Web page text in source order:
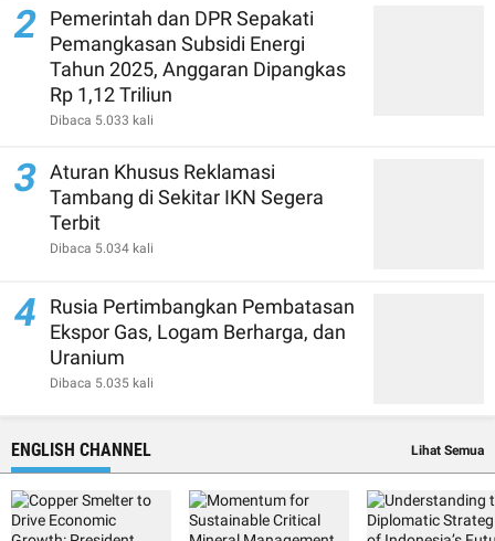
2
Pemerintah dan DPR Sepakati
Pemangkasan Subsidi Energi
Tahun 2025, Anggaran Dipangkas
Rp 1,12 Triliun
Dibaca 5.033 kali
3 Aturan Khusus Reklamasi
Tambang di Sekitar IKN Segera
Terbit
Dibaca 5.034 kali
4
Rusia Pertimbangkan Pembatasan
Ekspor Gas, Logam Berharga, dan
Uranium
Dibaca 5.035 kali
ENGLISH CHANNEL Lihat Semua